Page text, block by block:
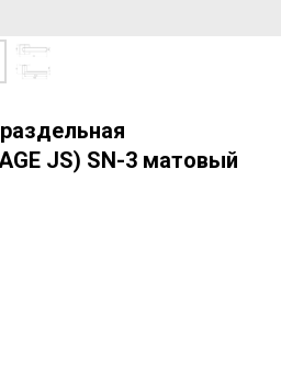
JS) SN-3 матовый